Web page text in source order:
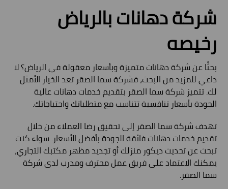
شركة دهانات بالرياض
رخيصه
بحثًا عن شركة دهانات متميزة وبأسعار معقولة في الرياض؟ لا
داعي للمزيد من البحث، فشركة سما الصقر تعد الخيار الأمثل
لك. تتميز شركة سما الصقر بتقديم خدمات دهانات عالية
الجودة بأسعار تنافسية تتناسب مع متطلباتك واحتياجاتك.
تهدف شركة سما الصقر إلى تحقيق رضا العملاء من خلال
تقديم خدمات دهانات فائقة الجودة بأفضل الأسعار. سواء كنت
تبحث عن تحديث ديكور منزلك أو تجديد مظهر مكتبك التجاري،
يمكنك الاعتماد على فريق عمل محترف ومدرب لدى شركة
سما الصقر.